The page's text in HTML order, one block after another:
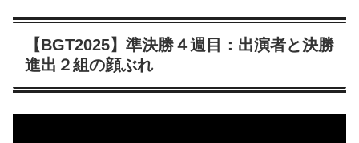
【BGT2025】準決勝４週目：出演者と決勝
進出２組の顔ぶれ